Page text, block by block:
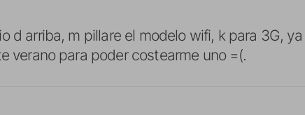
d arriba, m pillare el modelo wifi, k para 3G,
verano para poder costearme uno =(.